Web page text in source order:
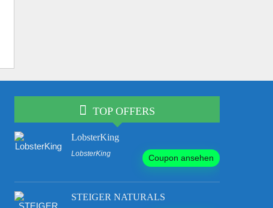
TOP OFFERS
LobsterKing
LobsterKing Coupon ansehen
STEIGER NATURALS